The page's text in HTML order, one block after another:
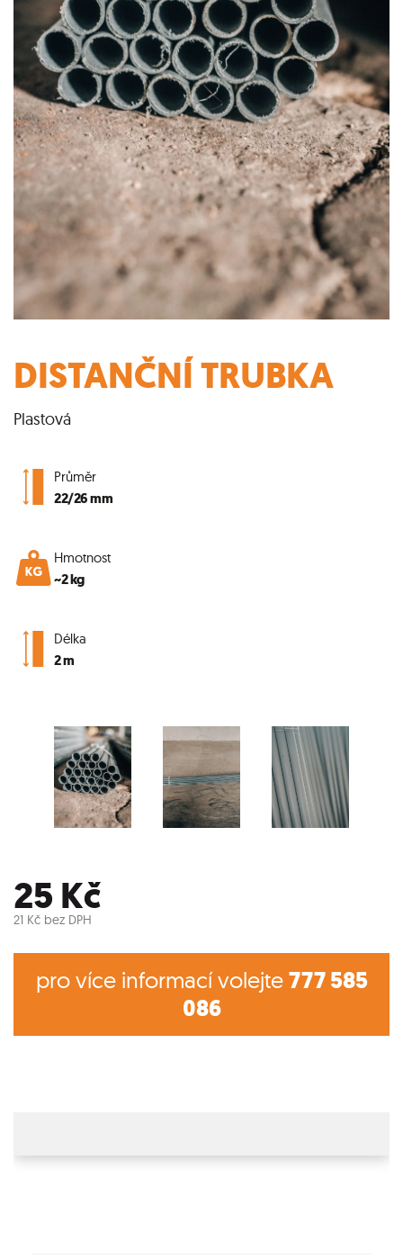
DISTANČNÍ TRUBKA
Plastová
Průměr
22/26 mm
Hmotnost
~2 kg
Délka
2 m
25 Kč
21 Kč bez DPH
pro více informací volejte777 585
086